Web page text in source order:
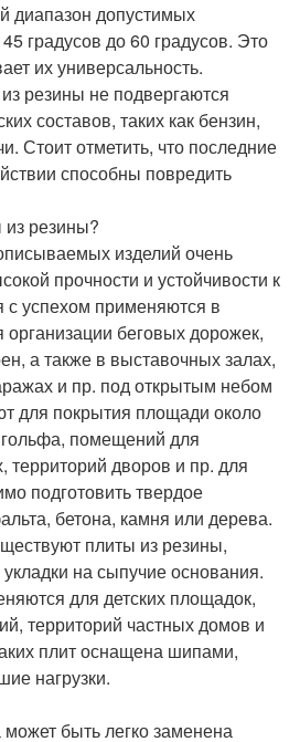
диапазон допустимых
градусов до 60 градусов. Это
их универсальность.
резины не подвергаются
составов, таких как бензин,
Стоит отметить, что последние
способны повредить
резины?
изделий очень
прочности и устойчивости к
с успехом применяются в
беговых дорожек,
а также в выставочных залах,
и пр. под открытым небом
для покрытия площади около
помещений для
дворов и пр. для
подготовить твердое
бетона, камня или дерева.
плиты из резины,
на сыпучие основания.
для детских площадок,
территорий частных домов и
плит оснащена шипами,
нагрузки.
быть легко заменена